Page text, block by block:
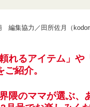
集協力／田所佐月（
れるアイテム」や
紹介。
隈のママが選ぶ、